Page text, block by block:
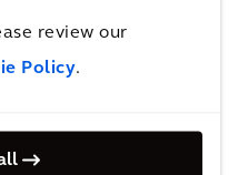
review our
Policy.